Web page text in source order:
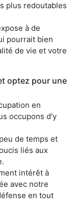
plus redoutables
à de
pourrait bien
de vie et votre
optez pour une
en
occupons d'y
de temps et
liés aux
intérêt à
avec notre
en tout